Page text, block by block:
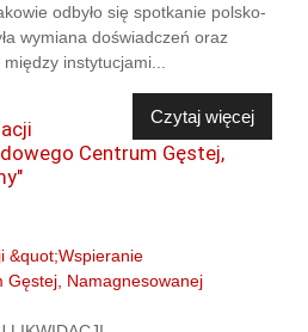
odbyło się spotkanie polsko-
wymiana doświadczeń oraz
instytucjami...
Czytaj więcej
Centrum Gęstej,